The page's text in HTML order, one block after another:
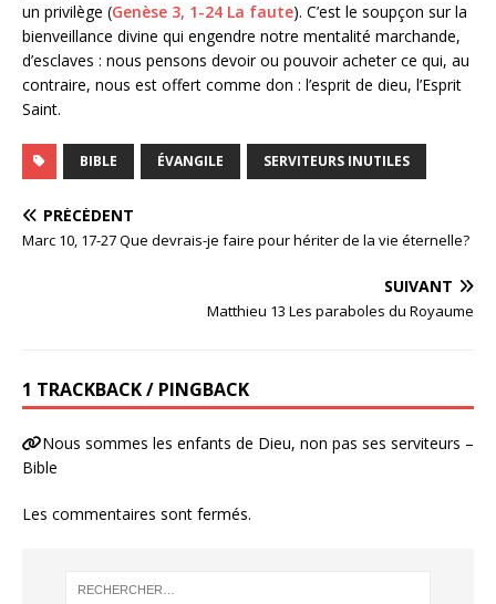
un privilège (Genèse 3, 1-24 La faute). C’est le soupçon sur la
bienveillance divine qui engendre notre mentalité marchande,
d’esclaves : nous pensons devoir ou pouvoir acheter ce qui, au
contraire, nous est offert comme don : l’esprit de dieu, l’Esprit
Saint.
BIBLE ÉVANGILE SERVITEURS INUTILES
PRÉCÉDENT
Marc 10, 17-27 Que devrais-je faire pour hériter de la vie éternelle?
SUIVANT
Matthieu 13 Les paraboles du Royaume
1 TRACKBACK / PINGBACK
Nous sommes les enfants de Dieu, non pas ses serviteurs –
Bible
Les commentaires sont fermés.